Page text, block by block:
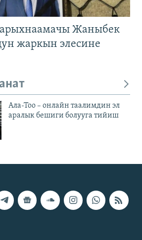
Жаныбек
жаркын элесине
Ала-Тоо – онлайн таалимдин эл
аралык бешиги болууга тийиш